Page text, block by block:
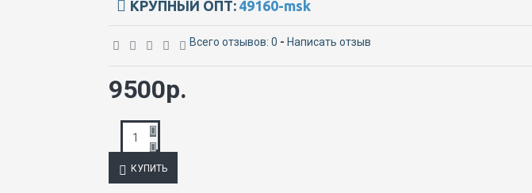
КРУПНЫЙ ОПТ: 49160-msk
Всего отзывов: 0 - Написать отзыв
9500р.
КУПИТЬ